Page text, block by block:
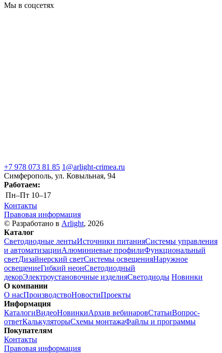
Мы в соцсетях
+7 978 073 81 85 1@arlight-crimea.ru
Симферополь, ул. Ковыльная, 94
Работаем:
Пн–Пт 10–17
Контакты
Правовая информация
© Разработано в Arlight, 2026
Каталог
Светодиодные лентыИсточники питанияСистемы управления
и автоматизацииАлюминиевые профилиФункциональный
светДизайнерский светСистемы освещенияНаружное
освещениеГибкий неонСветодиодный
декорЭлектроустановочные изделияСветодиоды Новинки
О компании
О насПроизводствоНовостиПроекты
Информация
КаталогиВидеоНовинкиАрхив вебинаровСтатьиВопрос-
ответКалькуляторыСхемы монтажаФайлы и программы
Покупателям
Контакты
Правовая информация